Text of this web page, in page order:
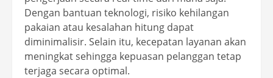
Dengan bantuan teknologi, risiko kehilangan
pakaian atau kesalahan hitung dapat
diminimalisir. Selain itu, kecepatan layanan akan
meningkat sehingga kepuasan pelanggan tetap
terjaga secara optimal.